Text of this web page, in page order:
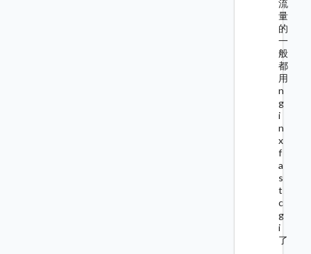
流
量
的
一
般
都
用
n
g
i
n
x
f
a
s
t
c
g
i
了